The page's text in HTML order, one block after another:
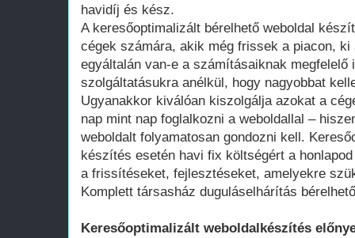
havidíj és kész.
A keresőoptimalizált bérelhető weboldal
cégek számára, akik még frissek a piacon, ki
egyáltalán van-e a számításaiknak megfelelő
szolgáltatásukra anélkül, hogy nagyobbat
Ugyanakkor kiválóan kiszolgálja azokat a
nap mint nap foglalkozni a weboldallal –
weboldalt folyamatosan gondozni kell.
készítés esetén havi fix költségért a
a frissítéseket, fejlesztéseket, amelyekre
Komplett társasház duguláselhárítás
Keresőoptimalizált weboldalkészítés